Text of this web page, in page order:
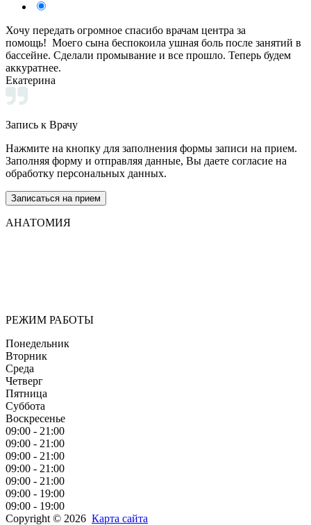
Хочу передать огромное спасибо врачам центра за
помощь! Моего сына беспокоила ушная боль после занятий в
бассейне. Сделали промывание и все прошло. Теперь будем
аккуратнее.
Екатерина
Запись к Врачу
Нажмите на кнопку для заполнения формы записи на прием.
Заполняя форму и отправляя данные, Вы даете согласие на
обработку персональных данных.
Записаться на прием
АНАТОМИЯ
РЕЖИМ РАБОТЫ
Понедельник
Вторник
Среда
Четверг
Пятница
Суббота
Воскресенье
09:00 - 21:00
09:00 - 21:00
09:00 - 21:00
09:00 - 21:00
09:00 - 21:00
09:00 - 19:00
09:00 - 19:00
Copyright © 2026 Карта сайта